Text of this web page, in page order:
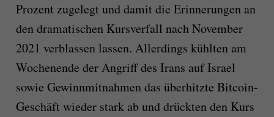
Prozent zugelegt und damit die Erinnerungen an
den dramatischen Kursverfall nach November
2021 verblassen lassen. Allerdings kühlten am
Wochenende der Angriff des Irans auf Israel
sowie Gewinnmitnahmen das überhitzte Bitcoin-
Geschäft wieder stark ab und drückten den Kurs